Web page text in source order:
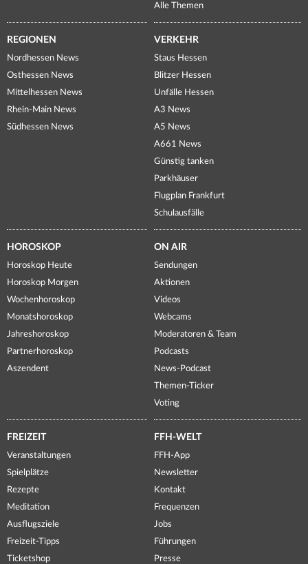
Alle Themen
REGIONEN
Nordhessen News
Osthessen News
Mittelhessen News
Rhein-Main News
Südhessen News
VERKEHR
Staus Hessen
Blitzer Hessen
Unfälle Hessen
A3 News
A5 News
A661 News
Günstig tanken
Parkhäuser
Flugplan Frankfurt
Schulausfälle
HOROSKOP
Horoskop Heute
Horoskop Morgen
Wochenhoroskop
Monatshoroskop
Jahreshoroskop
Partnerhoroskop
Aszendent
ON AIR
Sendungen
Aktionen
Videos
Webcams
Moderatoren & Team
Podcasts
News-Podcast
Themen-Ticker
Voting
FREIZEIT
Veranstaltungen
Spielplätze
Rezepte
Meditation
Ausflugsziele
Freizeit-Tipps
Ticketshop
FFH-WELT
FFH-App
Newsletter
Kontakt
Frequenzen
Jobs
Führungen
Presse